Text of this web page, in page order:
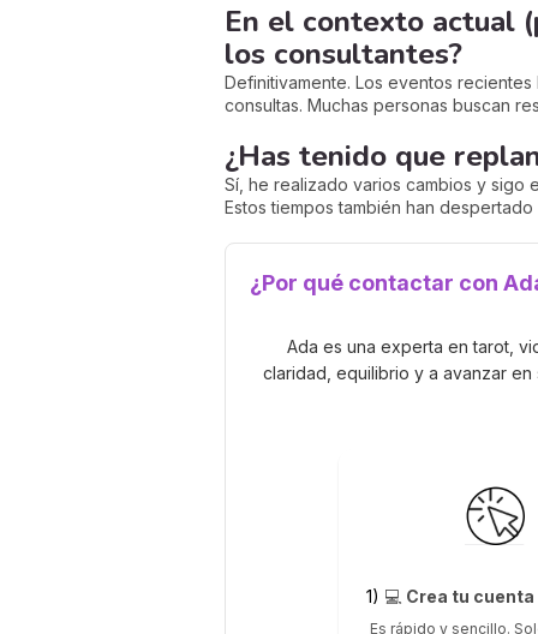
En el contexto actual
los consultantes?
Definitivamente. Los eventos
consultas. Muchas personas buscan
¿Has tenido que
Sí, he realizado varios cambios y sigo
Estos tiempos también han
¿Por qué contactar con
Ada es una experta en tarot,
claridad, equilibrio y a avanzar
1) 💻 Crea tu cuenta
Es rápido y sencillo.